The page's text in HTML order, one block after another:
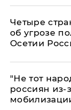
Четыре
об угрозе
Осетии
​"Не тот
россиян из-